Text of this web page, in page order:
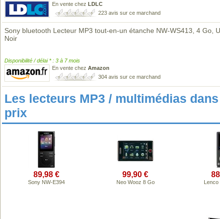
En vente chez LDLC
223 avis sur ce marchand
Sony bluetooth Lecteur MP3 tout-en-un étanche NW-WS413, 4 Go,
Noir
Disponibilité / délai * : 3 à 7 mois
En vente chez Amazon
304 avis sur ce marchand
Les lecteurs MP3 / multimédias
prix
89,98 €
Sony NW-E394
99,90 €
Neo Wooz 8 Go Lenco